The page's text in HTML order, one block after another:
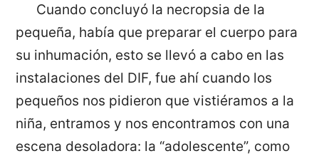
Cuando concluyó la necropsia de la
pequeña, había que preparar el cuerpo para
su inhumación, esto se llevó a cabo en las
instalaciones del DIF, fue ahí cuando los
pequeños nos pidieron que vistiéramos a la
niña, entramos y nos encontramos con una
escena desoladora: la “adolescente”, como